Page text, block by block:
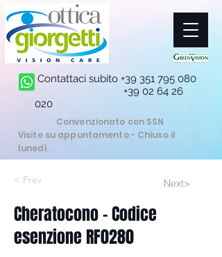
Contattaci subito +39 351 795 080
+39 02 64 26
020
Convenzionato con SSN
Visite su appuntamento - Chiuso il
lunedì
< Prev Next>
Cheratocono – Codice
esenzione RF0280